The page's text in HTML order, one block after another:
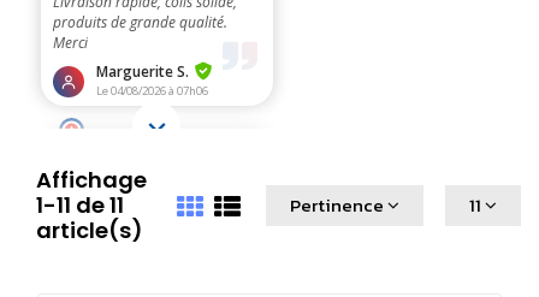
Affichage
1-11 de 11
article(s)
Pertinence 11